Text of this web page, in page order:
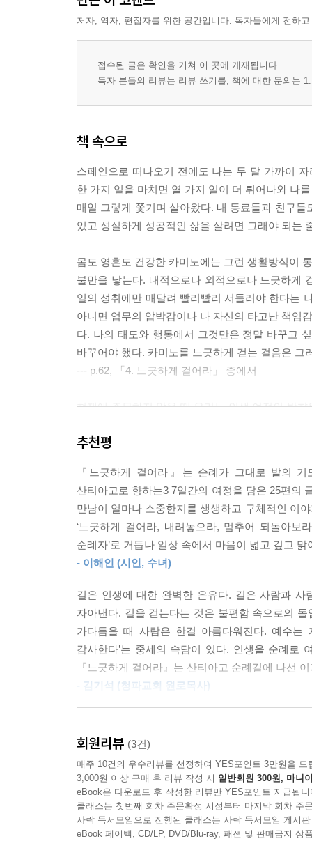
저자, 역자, 편집자를 위한 공간입니다. 독자들에게 전하
접수된 글은 확인을 거쳐 이 곳에 게재됩니다.
독자 분들의 리뷰는 리뷰 쓰기를, 책에 대한 문의는
책 속으로
스페인으로 떠나오기 전에도 나는 두 달 가까이
한 가지 일을 마치면 열 가지 일이 더 튀어나와 나
매일 그렇게 쫓기며 살아왔다. 내 동료들과 친구
있고 성실하게 성공적인 삶을 살려면 그래야 되는
몸도 영혼도 건강한 카미노에는 그런 생활방식이
불만을 낳는다. 내적으로나 외적으로나 느긋하게
일의 성취에만 매달려 빨리빨리 서둘러야 한다는
아니면 업무의 압박감이나 나 자신의 타고난 책임
다. 나의 태도와 행동에서 그것만은 정말 바꾸고
바꾸어야 했다. 카미노를 느긋하게 걷는 걸음은 그
--- p.62, 「4. 느긋하게 걸어라」 중에서
현재에 주목하지 않을 때 우리는 인생 여정의 방
없이 현재로 돌아오게 해준다. 과거사에 매달리거
할 것에 있지도 않다.
카미노 일정이 지속되면서 우리는 계속해서 현재
람이 부드럽게 상대방을 본 궤도로 돌아오게 해
러 관심을 기울임으로써 끊임없이 현재로 돌아올
나 불안해질 때마다 “나는 미래에 있지 않고 현재
--- pp.98-99, 「7. 현재를 살라」 중에서
반추와 나눔의 날이 계속되면서 질문에 대한 우
찾아낸 교훈의 목록은 갈수록 더 길어졌다. 피니
거기서 처음 밝혀지고 이름을 얻었기 때문이다.
했다. 카미노 여정을 되새겨 보지 않았다면 나의
보아야 우리는 지난 일에서 배울 수 있고, 그 통찰
품고 미래에 들어설 수 있다.
산티아고에 도착한 후에 곧장 자기 나라로 돌아
않고 어떻게 그랬는지 나로서는 상상이 가지 않는
을지 궁금하다. 그들은 일기장을 다시 읽어 보았
추천평
『느긋하게 걸어라』는 순례가 그대로 발의
산티아고로 향하는3 7일간의 여정을 담은 25편의
만남이 얼마나 소중한지를 생생하고 구체적인 이
‘느긋하게 걸어라, 내려놓으라, 멈추어 되돌아
순례자’로 거듭나 일상 속에서 마음이 넓고 깊고
- 이해인 (시인, 수녀)
길은 인생에 대한 완벽한 은유다. 길은 사람과
자아낸다. 길을 걷는다는 것은 불편함 속으로의
가다듬을 때 사람은 한결 아름다워진다. 예수는
감사한다’는 중세의 속담이 있다. 인생을 순례로
『느긋하게 걸어라』는 산티아고 순례길에 나선
- 김기석 (청파교회 원로목사)
가야 할 동기가 없었다. 성 야고보의 유해가 묻
아니었다. 체력도 그 먼 길을 감당하기에는 턱
순례자였다. 그러다 결국은 그 순간과 맞닥뜨리
속에서부터 무언가가 복받쳐 올랐고, 터져 나온
순례를 떠나기 전, 수녀님의 순례기가 있다는 말
이 책을 읽는다. 한 페이지 한 페이지가 새롭게 다
회원리뷰 (3건)
매주 10건의 우수리뷰를 선정하여 YES포인트 3만원을 드
3,000원 이상 구매 후 리뷰 작성 시 일반회원 300원, 마니
eBook은 다운로드 후 작성한 리뷰만 YES포인트 지급됩니
클래스는 첫번째 회차 주문확정 시점부터 마지막 회차 주
사락 독서모임으로 진행된 클래스는 사락 독서모임 게시
eBook 페이백, CD/LP, DVD/Blu-ray, 패션 및 판매금지 상